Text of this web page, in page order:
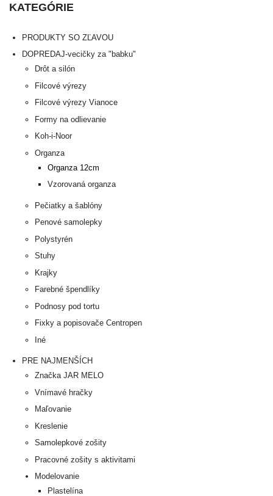
KATEGÓRIE
PRODUKTY SO ZĽAVOU
DOPREDAJ-vecičky za "babku"
Drôt a silón
Filcové výrezy
Filcové výrezy Vianoce
Formy na odlievanie
Koh-i-Noor
Organza
Organza 12cm
Vzorovaná organza
Pečiatky a šablóny
Penové samolepky
Polystyrén
Stuhy
Krajky
Farebné špendlíky
Podnosy pod tortu
Fixky a popisovače Centropen
Iné
PRE NAJMENŠÍCH
Značka JAR MELO
Vnímavé hračky
Maľovanie
Kreslenie
Samolepkové zošity
Pracovné zošity s aktivitami
Modelovanie
Plastelína